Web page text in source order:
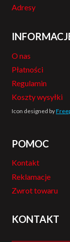
Adresy
O nas
Płatności
Regulamin
Koszty wysyłki
Icon designed by
POMOC
Kontakt
Reklamacje
Zwrot towaru
KONTAKT